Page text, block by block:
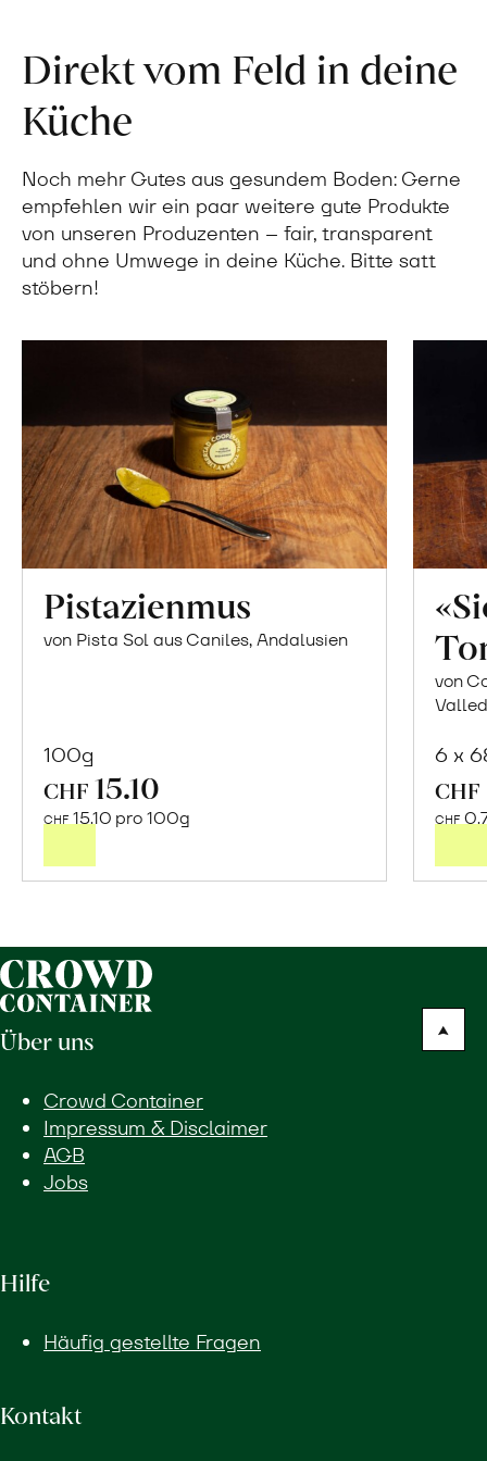
Direkt vom Feld in deine
Küche
Noch mehr Gutes aus gesundem Boden: Gerne
empfehlen wir ein paar weitere gute Produkte
von unseren Produzenten – fair, transparent
und ohne Umwege in deine Küche. Bitte satt
stöbern!
Pistazienmus
von Pista Sol aus Caniles, Andalusien
100g
CHF 15.10
CHF15.10 pro 100gden
von
6 x
CHF
CHF
Über uns
Crowd Container
Impressum & Disclaimer
AGB
Jobs
Hilfe
Häufig gestellte Fragen
Kontakt